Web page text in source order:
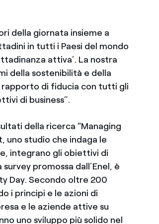
della giornata insieme a
in tutti i Paesi del mondo
attiva’. La nostra
della sostenibilità e della
rapporto di fiducia con tutti gli
di business”.
della ricerca "Managing
uno studio che indaga le
integrano gli obiettivi di
promossa dall’Enel, è
Day. Secondo oltre 200
i principi e le azioni di
e le aziende attive su
uno sviluppo più solido nel